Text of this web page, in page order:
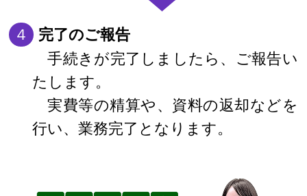
４
完了のご報告
手続きが完了しましたら、ご報告い
たします。
実費等の精算や、資料の返却などを
行い、業務完了となります。